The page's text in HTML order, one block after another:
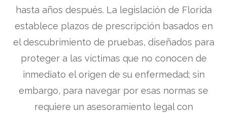
hasta años después. La legislación de Florida
establece plazos de prescripción basados en
el descubrimiento de pruebas, diseñados para
proteger a las víctimas que no conocen de
inmediato el origen de su enfermedad; sin
embargo, para navegar por esas normas se
requiere un asesoramiento legal con